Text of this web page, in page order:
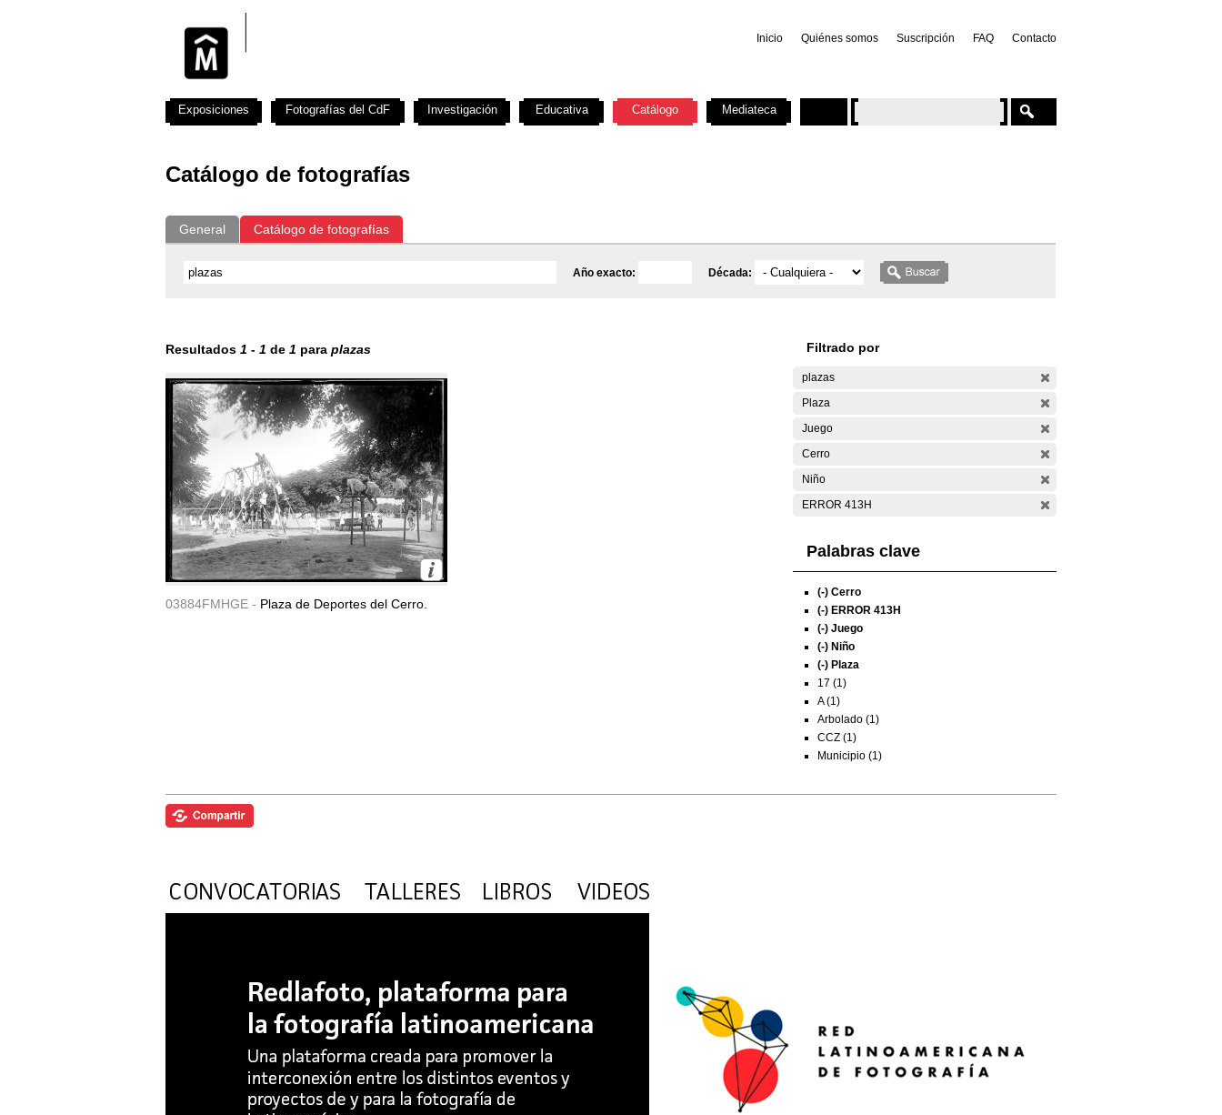
Inicio Quiénes somos Suscripción FAQ Contacto
Catálogo de fotografías
General Catálogo de fotografías
Año exacto: Década:
Resultados 1 - 1 de 1 para plazas
03884FMHGE - Plaza de Deportes del Cerro.
Filtrado por
plazas
Plaza
Juego
Cerro
Niño
ERROR 413H
Palabras clave
(-) Cerro
(-) ERROR 413H
(-) Juego
(-) Niño
(-) Plaza
17 (1)
A (1)
Arbolado (1)
CCZ (1)
Municipio (1)
Exposiciones Fotografías del CdF Investigación Educativa Catálogo Mediateca